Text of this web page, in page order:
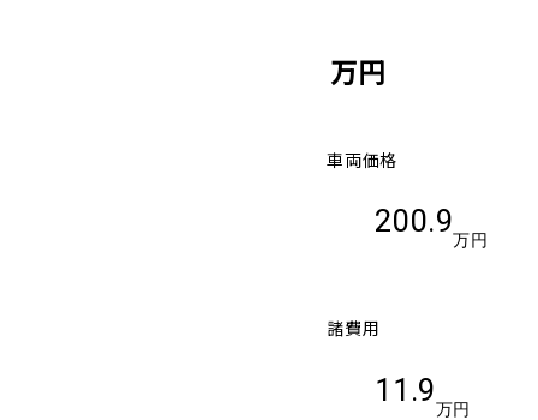
万円
車両価格
200.9
万円
諸費用
11.9
万円